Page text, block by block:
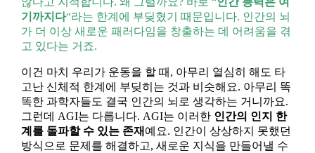
기까지다“라는 한계에 부딪혔기 때문입니다. 인간의 뇌
가 더 이상 새로운 패러다임을 창출하는 데 어려움을 겪
고 있다는 거죠.
이건 마치 우리가 운동을 할 때, 아무리 열심히 해도 타
고난 신체적 한계에 부딪히는 것과 비슷해요. 아무리 똑
똑한 과학자들도 결국 인간의 뇌로 생각하는 거니까요.
그런데 AGI는 다릅니다. AGI는 이러한 인간의 인지 한
계를 돌파할 수 있는 존재 예요. 인간이 상상하지 못했던
방식으로 문제를 해결하고, 새로운 지식을 만들어낼 수